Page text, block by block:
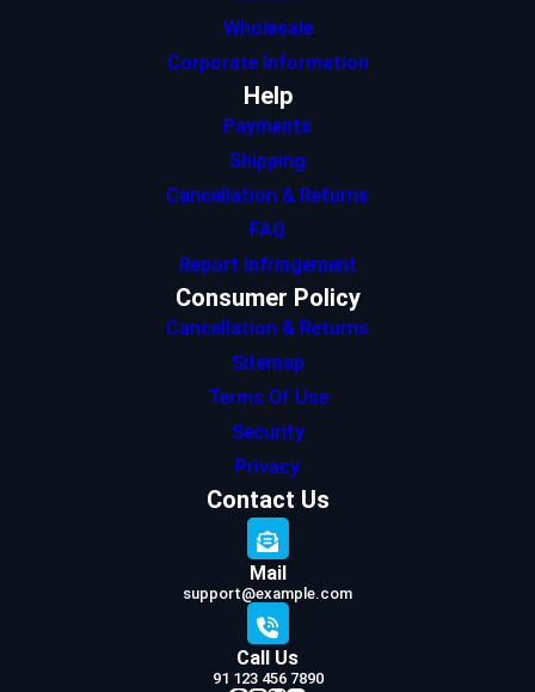
Wholesale
Corporate Information
Help
Payments
Shipping
Cancellation & Returns
FAQ
Report Infringement
Consumer Policy
Cancellation & Returns
Sitemap
Terms Of Use
Security
Privacy
Contact Us
Mail
support@example.com
Call Us
91 123 456 7890